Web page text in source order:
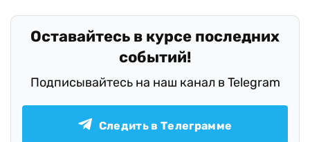
Оставайтесь в курсе последних
событий!
Подписывайтесь на наш канал в Telegram
Следить в Телеграмме